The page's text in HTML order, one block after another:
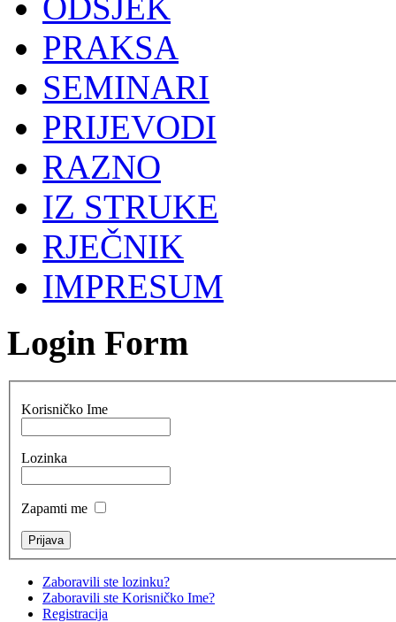
PRAKSA
SEMINARI
PRIJEVODI
RAZNO
IZ STRUKE
RJEČNIK
IMPRESUM
Login Form
Korisničko Ime
Lozinka
Zapamti me
Zaboravili ste lozinku?
Zaboravili ste Korisničko Ime?
Registracija